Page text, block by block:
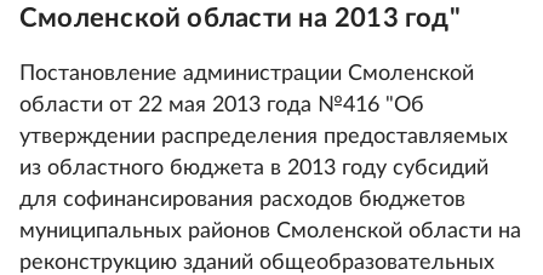
Смоленской области на 2013 год"
Постановление администрации Смоленской
области от 22 мая 2013 года №416 "Об
утверждении распределения предоставляемых
из областного бюджета в 2013 году субсидий
для софинансирования расходов бюджетов
муниципальных районов Смоленской области на
реконструкцию зданий общеобразовательных